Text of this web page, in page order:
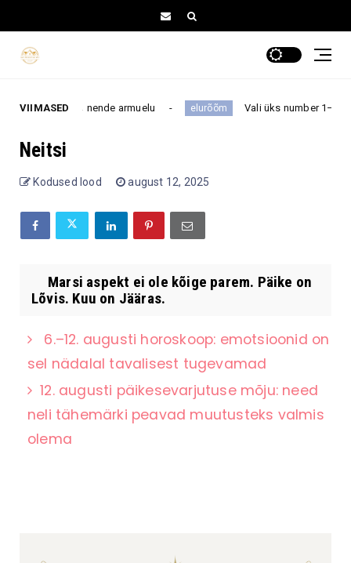
VIIMASED
kes muudab nende armuelu elurõõm Vali üks number 1–16 ja
Neitsi
Kodused lood august 12, 2025
Marsi aspekt ei ole kõige parem. Päike on
Lõvis. Kuu on Jääras.
6.–12. augusti horoskoop: emotsioonid on
sel nädalal tavalisest tugevamad
12. augusti päikesevarjutuse mõju: need
neli tähemärki peavad muutusteks valmis
olema